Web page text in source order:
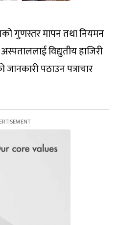
गुणस्तर मापन तथा नियमन
विद्युतीय हाजिरी
जानकारी पठाउन पत्राचार